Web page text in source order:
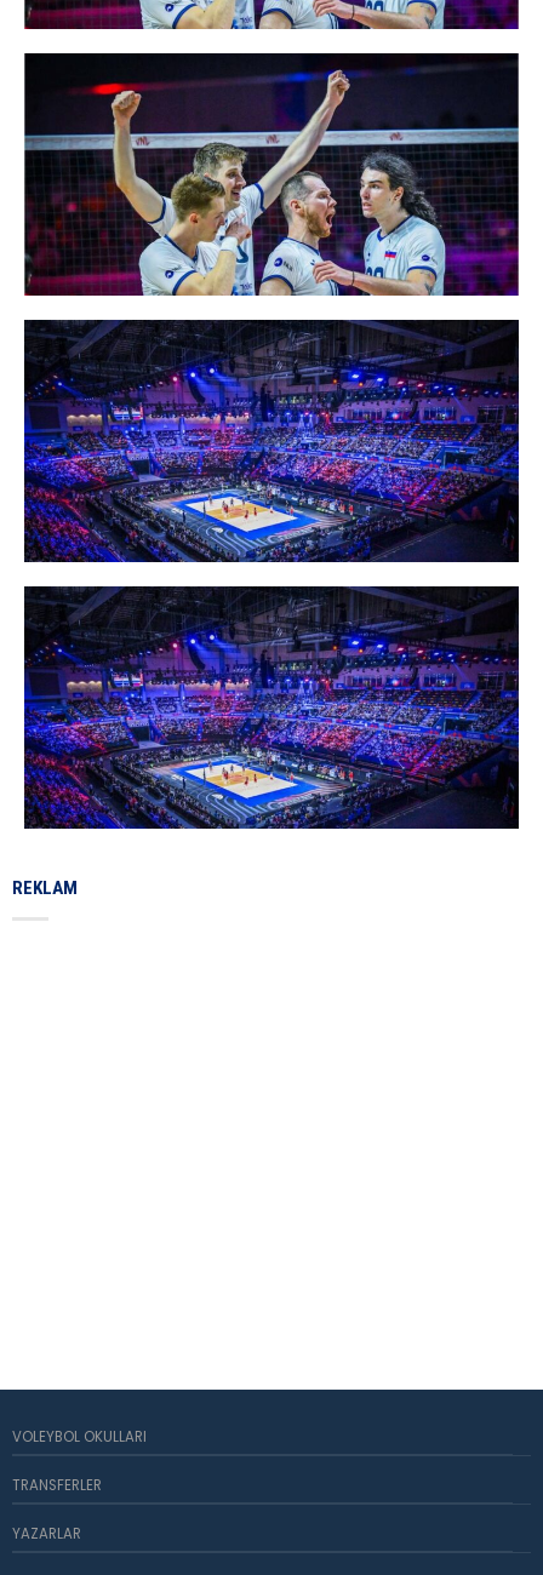
REKLAM
VOLEYBOL OKULLARI
TRANSFERLER
YAZARLAR